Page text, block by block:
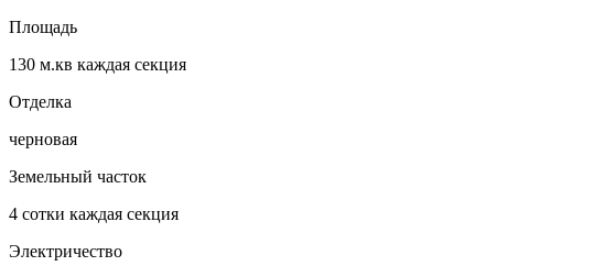
Площадь
130 м.кв каждая секция
Отделка
черновая
Земельный часток
4 сотки каждая секция
Электричество